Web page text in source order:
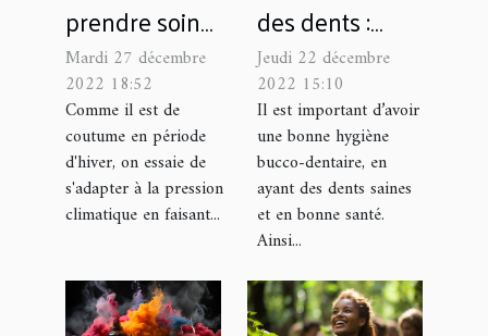
prendre soin
de votre poêle
à pétrole?
Mardi 27 décembre
2022 18:52
Comme il est de
coutume en période
d'hiver, on essaie de
s'adapter à la pression
climatique en faisant...
des dents :
quelles sont les
solutions
naturelles pour
des dents
éclatantes ?
Jeudi 22 décembre
2022 15:10
Il est important d’avoir
une bonne hygiène
bucco-dentaire, en
ayant des dents saines
et en bonne santé.
Ainsi...